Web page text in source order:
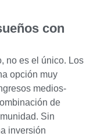
con
no es el único. Los
opción muy
medios-
de
Sin
inversión